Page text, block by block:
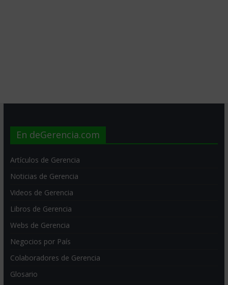
En deGerencia.com
Artículos de Gerencia
Noticias de Gerencia
Videos de Gerencia
Libros de Gerencia
Webs de Gerencia
Negocios por País
Colaboradores de Gerencia
Glosario